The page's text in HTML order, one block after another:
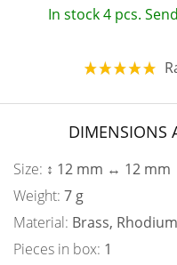
In stock 4 pcs.
DIMENSIONS
Size: ↕ 12 mm ↔ 12 mm
Weight: 7 g
Material: Brass,
Pieces in box: 1